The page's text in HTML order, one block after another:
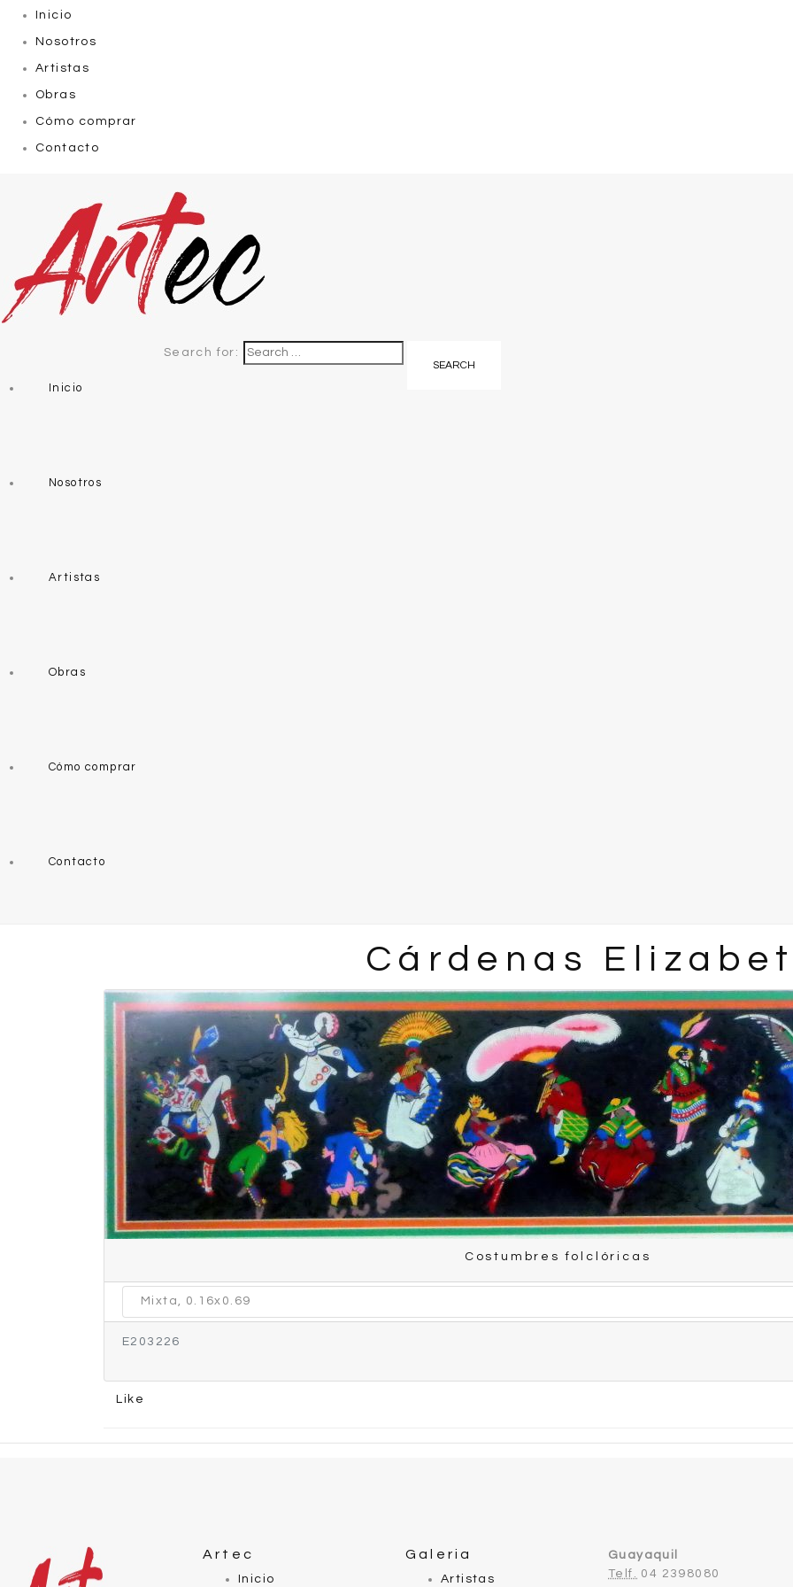
Inicio
Nosotros
Artistas
Obras
Cómo comprar
Contacto
Inicio
Nosotros
Artistas
Obras
Cómo comprar
Contacto
Search for:
Cárdenas
Costumbres folclóricas
Mixta, 0.16x0.69
E203226
Like
Artec
Inicio
Galeria
Artistas
Guayaquil
Telf. 04 2398080